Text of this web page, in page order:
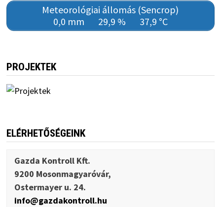
Meteorológiai állomás (Sencrop)
0,0 mm
29,9 % 37,9 °C
PROJEKTEK
ELÉRHETŐSÉGEINK
Gazda Kontroll Kft.
9200 Mosonmagyaróvár,
Ostermayer u. 24.
info@gazdakontroll.hu